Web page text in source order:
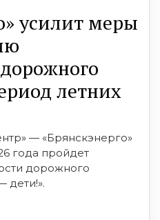
усилит меры
летних
— «Брянскэнерго»
года пройдет
дорожного
дети!».